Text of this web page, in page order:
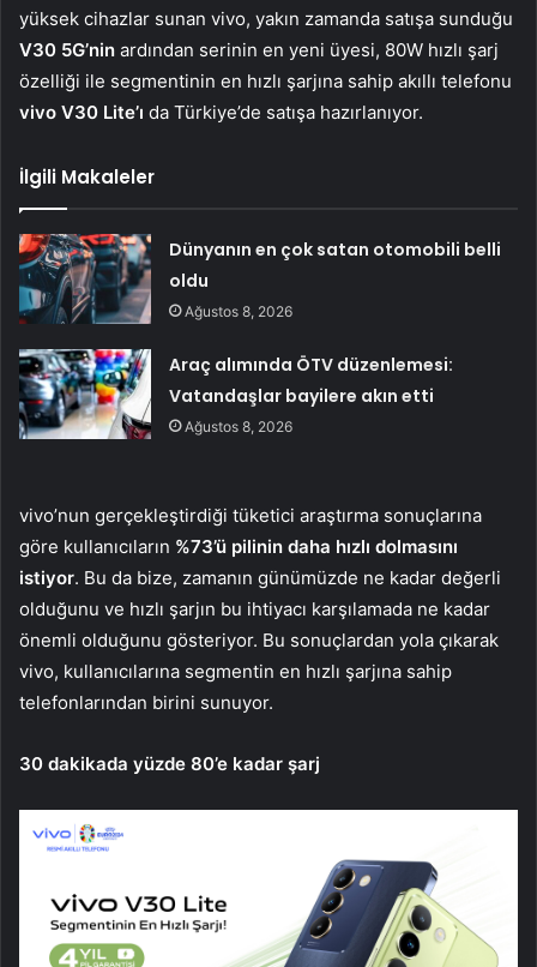
yüksek cihazlar sunan vivo, yakın zamanda satışa sunduğu
V30 5G’nin ardından serinin en yeni üyesi, 80W hızlı şarj
özelliği ile segmentinin en hızlı şarjına sahip akıllı telefonu
vivo V30 Lite’ı da Türkiye’de satışa hazırlanıyor.
İlgili Makaleler
Dünyanın en çok satan otomobili belli
oldu
Ağustos 8, 2026
Araç alımında ÖTV düzenlemesi:
Vatandaşlar bayilere akın etti
Ağustos 8, 2026
vivo’nun gerçekleştirdiği tüketici araştırma sonuçlarına
göre kullanıcıların %73’ü pilinin daha hızlı dolmasını
istiyor. Bu da bize, zamanın günümüzde ne kadar değerli
olduğunu ve hızlı şarjın bu ihtiyacı karşılamada ne kadar
önemli olduğunu gösteriyor. Bu sonuçlardan yola çıkarak
vivo, kullanıcılarına segmentin en hızlı şarjına sahip
telefonlarından birini sunuyor.
30 dakikada yüzde 80’e kadar şarj